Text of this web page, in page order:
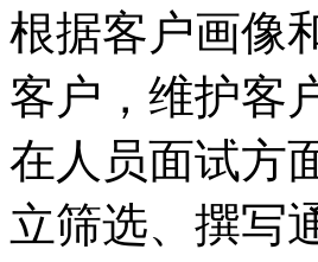
根据客户画像
客户，维护客
在人员面试方
立筛选、撰